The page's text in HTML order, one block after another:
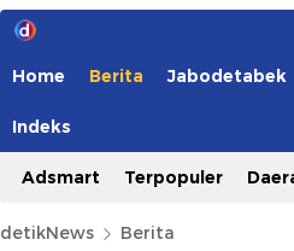
Home Berita Jabodetabek
Indeks
Adsmart Terpopuler
detikNews Berita